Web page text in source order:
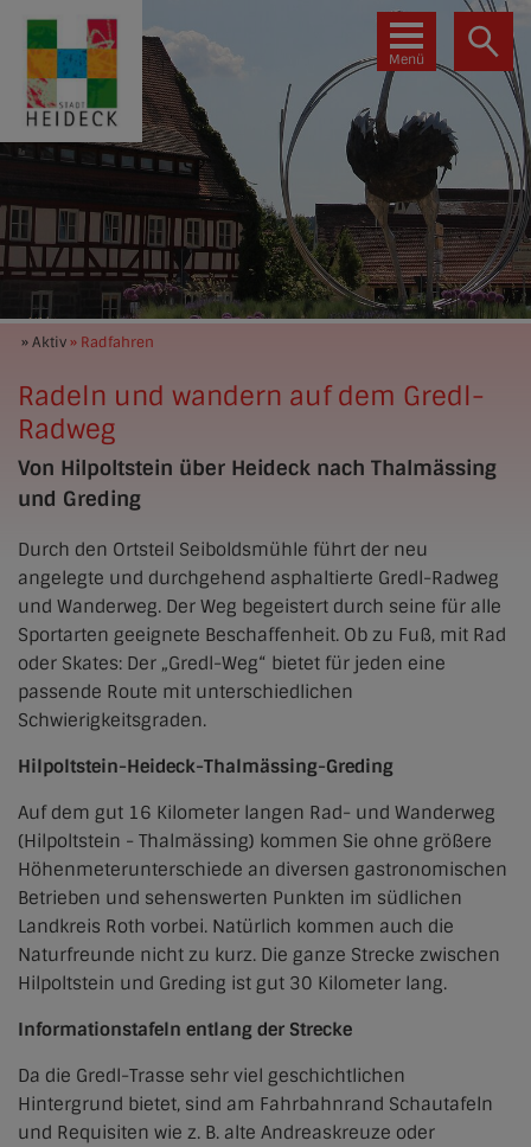
Menü
» Aktiv» Radfahren
Radeln und wandern auf dem Gredl-
Radweg
Von Hilpoltstein über Heideck nach Thalmässing
und Greding
Durch den Ortsteil Seiboldsmühle führt der neu
angelegte und durchgehend asphaltierte Gredl-Radweg
und Wanderweg. Der Weg begeistert durch seine für alle
Sportarten geeignete Beschaffenheit. Ob zu Fuß, mit Rad
oder Skates: Der „Gredl-Weg“ bietet für jeden eine
passende Route mit unterschiedlichen
Schwierigkeitsgraden.
Hilpoltstein-Heideck-Thalmässing-Greding
Auf dem gut 16 Kilometer langen Rad- und Wanderweg
(Hilpoltstein - Thalmässing) kommen Sie ohne größere
Höhenmeterunterschiede an diversen gastronomischen
Betrieben und sehenswerten Punkten im südlichen
Landkreis Roth vorbei. Natürlich kommen auch die
Naturfreunde nicht zu kurz. Die ganze Strecke zwischen
Hilpoltstein und Greding ist gut 30 Kilometer lang.
Informationstafeln entlang der Strecke
Da die Gredl-Trasse sehr viel geschichtlichen
Hintergrund bietet, sind am Fahrbahnrand Schautafeln
und Requisiten wie z. B. alte Andreaskreuze oder